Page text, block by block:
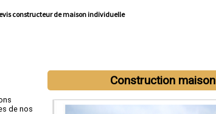
constructeur de maison individuelle
Construction maison
de nos